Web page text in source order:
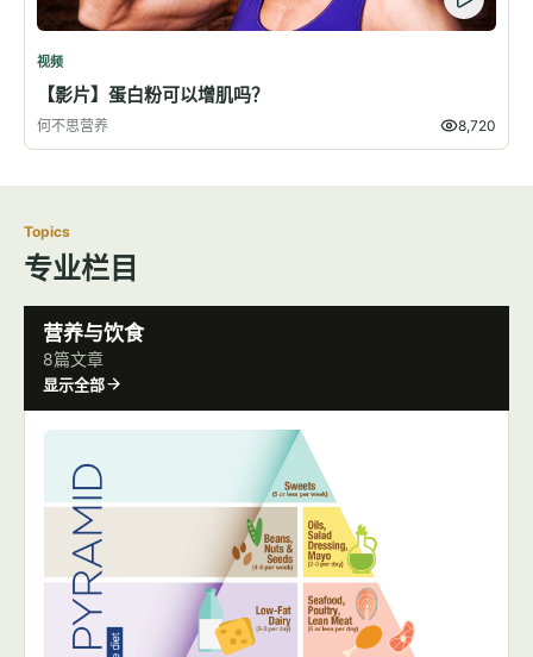
视频
【影片】蛋白粉可以增肌吗？
何不思营养 8,720
Topics
专业栏目
营养与饮食
8篇文章
显示全部